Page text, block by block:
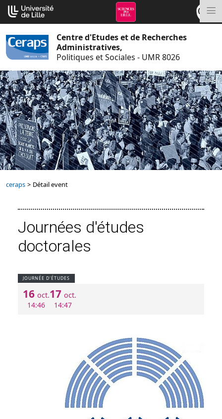
Aller
au
contenu
Centre d'Etudes et de Recherches
Administratives,
Politiques et Sociales - UMR 8026
ceraps > Détail event
Journées d'études
doctorales
JOURNÉE D'ÉTUDES
16 oct.
14:46
17 oct.
14:47
Cookies management panel